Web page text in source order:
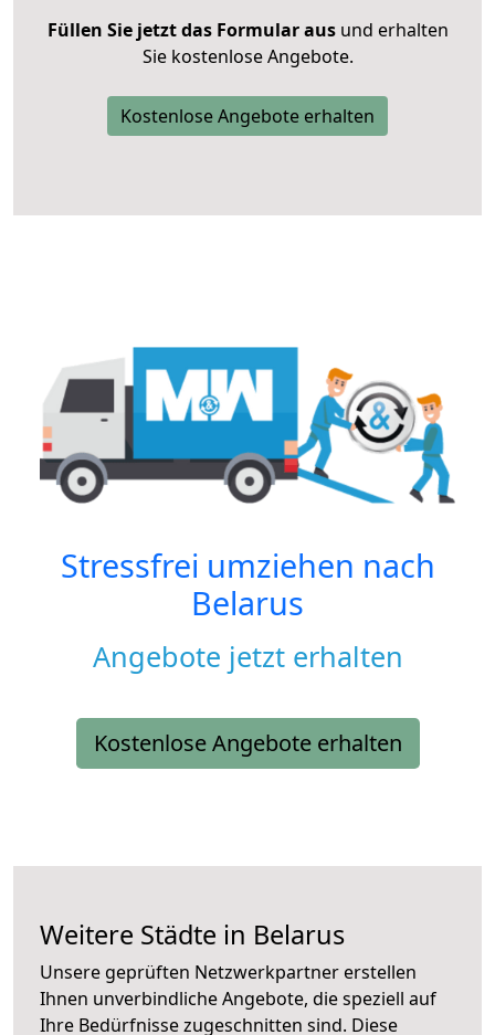
Füllen Sie jetzt das Formular ausund erhalten
Sie kostenlose Angebote.
Kostenlose Angebote erhalten
Stressfrei umziehen nach
Belarus
Angebote jetzt erhalten
Kostenlose Angebote erhalten
Weitere Städte in Belarus
Unsere geprüften Netzwerkpartner erstellen
Ihnen unverbindliche Angebote, die speziell auf
Ihre Bedürfnisse zugeschnitten sind. Diese